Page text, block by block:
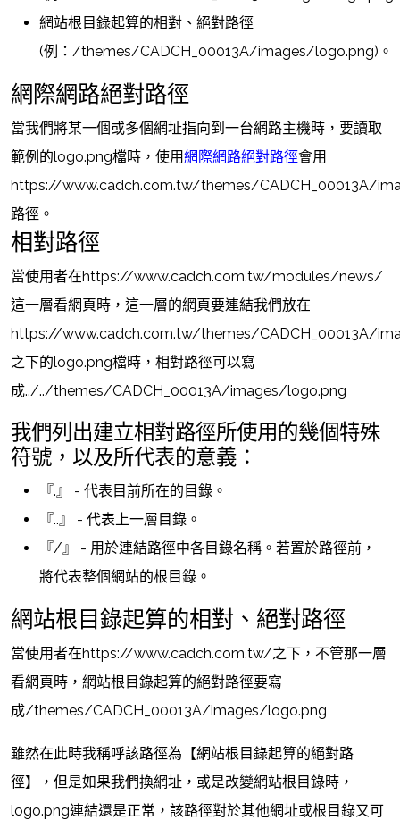
網站根目錄起算的相對、絕對路徑
(例：/themes/CADCH_00013A/images/logo.png)。
網際網路絕對路徑
當我們將某一個或多個網址指向到一台網路主機時，要讀取
範例的logo.png檔時，使用網際網路絕對路徑會用
https://www.cadch.com.tw/themes/CADCH_00013A/
路徑。
相對路徑
當使用者在https://www.cadch.com.tw/modules/news/
這一層看網頁時，這一層的網頁要連結我們放在
https://www.cadch.com.tw/themes/CADCH_00013A/
之下的logo.png檔時，相對路徑可以寫
成../../themes/CADCH_00013A/images/logo.png
我們列出建立相對路徑所使用的幾個特殊
符號，以及所代表的意義：
『.』 - 代表目前所在的目錄。
『..』 - 代表上一層目錄。
『/』 - 用於連結路徑中各目錄名稱。若置於路徑前，
將代表整個網站的根目錄。
網站根目錄起算的相對、絕對路徑
當使用者在https://www.cadch.com.tw/之下，不管那一層
看網頁時，網站根目錄起算的絕對路徑要寫
成/themes/CADCH_00013A/images/logo.png
雖然在此時我稱呼該路徑為【網站根目錄起算的絕對路
徑】，但是如果我們換網址，或是改變網站根目錄時，
logo.png連結還是正常，該路徑對於其他網址或根目錄又可